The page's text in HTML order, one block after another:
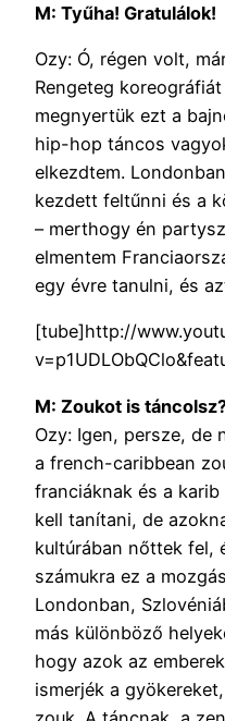
M: Tyűha! Gratulálok!
Ozy: Ó, régen volt,
Rengeteg
megnyertük ezt a
hip-hop táncos
elkezdtem.
kezdett feltűnni és a
– merthogy én
elmentem
egy évre tanulni, és
[tube]http://
M: Zoukot is
Ozy: Igen, persze, de
a french-caribbean
franciáknak és a
kell tanítani, de
kultúrában nőttek fel,
számukra ez a
Londonban,
más különböző
hogy azok az
ismerjék a